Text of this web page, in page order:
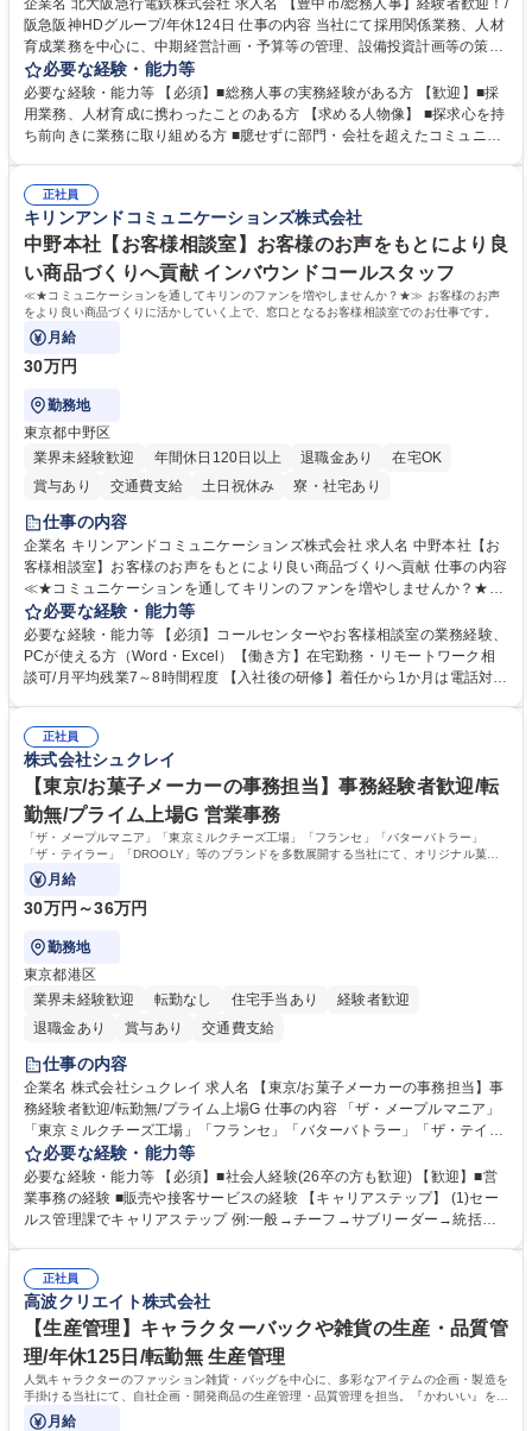
企業名 北大阪急行電鉄株式会社 求人名 【豊中市/総務人事】経験者歓迎！/
阪急阪神HDグループ/年休124日 仕事の内容 当社にて採用関係業務、人材
育成業務を中心に、中期経営計画・予算等の管理、設備投資計画等の策
定、さらに社内の重要会議の運営等、経営の根幹となる幅広い総務人事業
務全般を担当していただきます。 【主な業務内容】 ■採用関係業務および
人材育成(社員研修)業務の推進 ■中期経営計画および予算等の管理 ■設備
投資計画等の策定 ■社内の重要会議の運営 ■その他総務人事業務全般 【入
務人事】経験者歓迎！/阪急阪神HDグループ/年休124日
必要な経験・能力等
必要な経験・能力等 【必須】■総務人事の実務経験がある方 【歓迎】■採
用業務、人材育成に携わったことのある方 【求める人物像】 ■探求心を持
ち前向きに業務に取り組める方 ■臆せずに部門・会社を超えたコミュニケ
囲のメンバーと協調しつつ主体性を持って能動的に業務を推進できる方 学
歴・資格 学歴：大学院 大学 高専 短大 専修学校 高校 語学力： 資格：
正社員
キリンアンドコミュニケーションズ株式会社
中野本社【お客様相談室】お客様のお声をもとにより良
い商品づくりへ貢献 インバウンドコールスタッフ
≪★コミュニケーションを通してキリンのファンを増やしませんか？★≫ お客様のお声
をより良い商品づくりに活かしていく上で、窓口となるお客様相談室でのお仕事です。
月給
30万円
勤務地
東京都中野区
業界未経験歓迎
年間休日120日以上 退職金あり
在宅OK
賞与あり
交通費支給 土日祝休み 寮・社宅あり
仕事の内容
企業名 キリンアンドコミュニケーションズ株式会社 求人名 中野本社【お
客様相談室】お客様のお声をもとにより良い商品づくりへ貢献 仕事の内容
≪★コミュニケーションを通してキリンのファンを増やしませんか？★≫
お客様のお声をより良い商品づくりに活かしていく上で、窓口となるお客
様相談室でのお仕事です。 日々お客様からいただくキリングループへのご
意見を、企業活動に活かしています。お客様からの声に迅速かつ誠意をも
って対応、情報提供するとともにグループ内活動に反映しています。 【具
平均100件前後■メール・手紙：同上40件前後 募集職種 中野本社【お客様
相談室】お客様のお声をもとにより良い商品づくりへ貢献
必要な経験・能力等
必要な経験・能力等 【必須】コールセンターやお客様相談室の業務経験、
PCが使える方（Word・Excel）【働き方】在宅勤務・リモートワーク相
談可/月平均残業7～8時間程度 【入社後の研修】着任から1か月は電話対応
すのでご安心ください。 【当社について】キリングループの広報機能を担
う会社として、お客様との出会いを大切にし、磨き上げたホスピタリティ
を込めてコミュニケーションをとりながら広報関連業務を行っておりま
す。 学歴・資格 学歴：大学院 大学 高専 短大 専修学校 高校 語学力： 資
格：
正社員
株式会社シュクレイ
【東京/お菓子メーカーの事務担当】事務経験者歓迎/転
勤無/プライム上場G 営業事務
「ザ・メープルマニア」「東京ミルクチーズ工場」「フランセ」「バターバトラー」
「ザ・テイラー」「DROOLY」等のブランドを多数展開する当社にて、オリジナル菓子
ブランド商品の事務業務をお任せいたします。
月給
30万円～36万円
勤務地
東京都港区
業界未経験歓迎
転勤なし 住宅手当あり
経験者歓迎
退職金あり
賞与あり 交通費支給
仕事の内容
企業名 株式会社シュクレイ 求人名 【東京/お菓子メーカーの事務担当】事
務経験者歓迎/転勤無/プライム上場G 仕事の内容 「ザ・メープルマニア」
「東京ミルクチーズ工場」「フランセ」「バターバトラー」「ザ・テイラ
ー」「DROOLY」等のブランドを多数展開する当社にて、オリジナル菓子
ブランド商品の事務業務をお任せいたします。 【具体的な業務内容】 ■店
舗からの発注受付/PC入力業務 ■受電対応(社内/社外) ■商品のマスター登
録 ■日々の売上抽出・報告 ■提携企業への書類送付業務 ■契約書管理業務
必要な経験・能力等
必要な経験・能力等 【必須】■社会人経験(26卒の方も歓迎) 【歓迎】■営
業事務の経験 ■販売や接客サービスの経験 【キャリアステップ】 (1)セー
ルス管理課でキャリアステップ 例:一般→チーフ→サブリーダー→統括リ
や個別面談を通してご自身のキャリアと向き合っていただき、会社として
もバックアップしていきます。 学歴・資格 学歴：大学院 大学 高専 短大
専修学校 高校 語学力： 資格：
正社員
高波クリエイト株式会社
【生産管理】キャラクターバックや雑貨の生産・品質管
理/年休125日/転勤無 生産管理
人気キャラクターのファッション雑貨・バッグを中心に、多彩なアイテムの企画・製造を
手掛ける当社にて、自社企画・開発商品の生産管理・品質管理を担当。『かわいい』を届
けるやりがいのあるポジションです。
月給